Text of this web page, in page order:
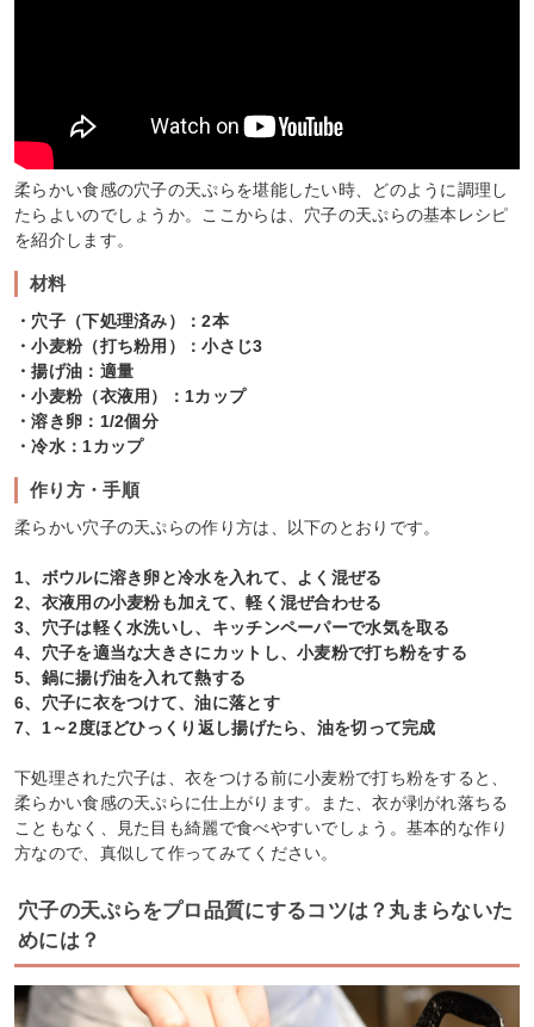
柔らかい食感の穴子の天ぷらを堪能したい時、どのように調理し
たらよいのでしょうか。ここからは、穴子の天ぷらの基本レシピ
を紹介します。
材料
・穴子（下処理済み）：2本
・小麦粉（打ち粉用）：小さじ3
・揚げ油：適量
・小麦粉（衣液用）：1カップ
・溶き卵：1/2個分
・冷水：1カップ
作り方・手順
柔らかい穴子の天ぷらの作り方は、以下のとおりです。
1、ボウルに溶き卵と冷水を入れて、よく混ぜる
2、衣液用の小麦粉も加えて、軽く混ぜ合わせる
3、穴子は軽く水洗いし、キッチンペーパーで水気を取る
4、穴子を適当な大きさにカットし、小麦粉で打ち粉をする
5、鍋に揚げ油を入れて熱する
6、穴子に衣をつけて、油に落とす
7、1～2度ほどひっくり返し揚げたら、油を切って完成
下処理された穴子は、衣をつける前に小麦粉で打ち粉をすると、
柔らかい食感の天ぷらに仕上がります。また、衣が剥がれ落ちる
こともなく、見た目も綺麗で食べやすいでしょう。基本的な作り
方なので、真似して作ってみてください。
穴子の天ぷらをプロ品質にするコツは？丸まらないた
めには？